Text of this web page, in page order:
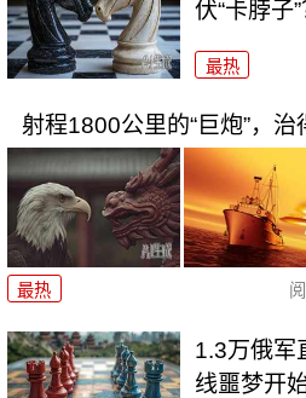
伏“卡脖子”
最热
射程1800公里的“巨炮”，治
最热
1.3万俄军
线噩梦开